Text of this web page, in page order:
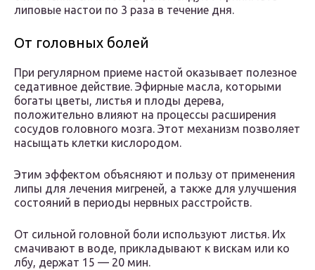
липовые настои по 3 раза в течение дня.
От головных болей
При регулярном приеме настой оказывает полезное
седативное действие. Эфирные масла, которыми
богаты цветы, листья и плоды дерева,
положительно влияют на процессы расширения
сосудов головного мозга. Этот механизм позволяет
насыщать клетки кислородом.
Этим эффектом объясняют и пользу от применения
липы для лечения мигреней, а также для улучшения
состояний в периоды нервных расстройств.
От сильной головной боли используют листья. Их
смачивают в воде, прикладывают к вискам или ко
лбу, держат 15 — 20 мин.